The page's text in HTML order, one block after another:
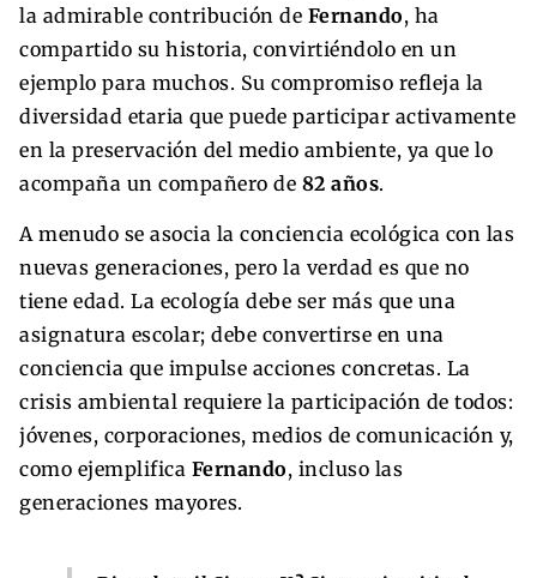
la admirable contribución de Fernando, ha
compartido su historia, convirtiéndolo en un
ejemplo para muchos. Su compromiso refleja la
diversidad etaria que puede participar activamente
en la preservación del medio ambiente, ya que lo
acompaña un compañero de 82 años.
A menudo se asocia la conciencia ecológica con las
nuevas generaciones, pero la verdad es que no
tiene edad. La ecología debe ser más que una
asignatura escolar; debe convertirse en una
conciencia que impulse acciones concretas. La
crisis ambiental requiere la participación de todos:
jóvenes, corporaciones, medios de comunicación y,
como ejemplifica Fernando, incluso las
generaciones mayores.